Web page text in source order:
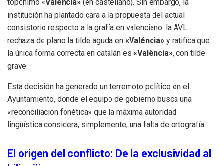
topónimo «Valencia» (en castellano). Sin embargo, la
institución ha plantado cara a la propuesta del actual
consistorio respecto a la grafía en valenciano: la AVL
rechaza de plano la tilde aguda en «Valéncia» y ratifica que
la única forma correcta en catalán es «València», con tilde
grave.
Esta decisión ha generado un terremoto político en el
Ayuntamiento, donde el equipo de gobierno busca una
«reconciliación fonética» que la máxima autoridad
lingüística considera, simplemente, una falta de ortografía.
El origen del conflicto: De la exclusividad al